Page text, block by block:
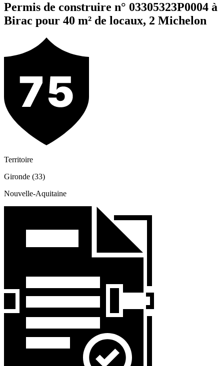
Permis de construire n° 03305323P0004 à
Birac pour 40 m² de locaux, 2 Michelon
Territoire
Gironde (33)
Nouvelle-Aquitaine